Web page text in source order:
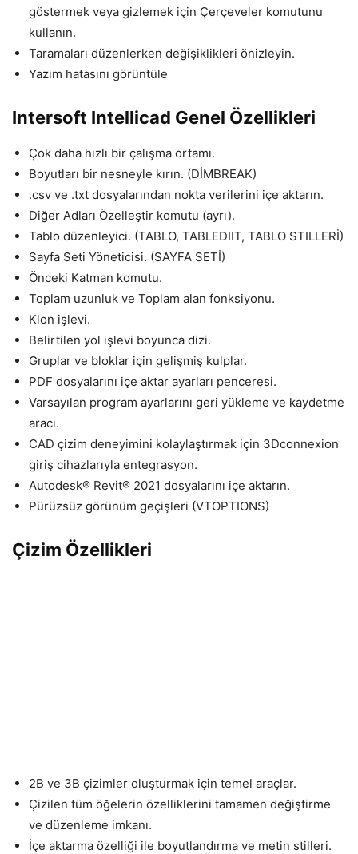
göstermek veya gizlemek için Çerçeveler komutunu
kullanın.
Taramaları düzenlerken değişiklikleri önizleyin.
Yazım hatasını görüntüle
Intersoft Intellicad Genel Özellikleri
Çok daha hızlı bir çalışma ortamı.
Boyutları bir nesneyle kırın. (DİMBREAK)
.csv ve .txt dosyalarından nokta verilerini içe aktarın.
Diğer Adları Özelleştir komutu (ayrı).
Tablo düzenleyici. (TABLO, TABLEDIIT, TABLO STILLERİ)
Sayfa Seti Yöneticisi. (SAYFA SETİ)
Önceki Katman komutu.
Toplam uzunluk ve Toplam alan fonksiyonu.
Klon işlevi.
Belirtilen yol işlevi boyunca dizi.
Gruplar ve bloklar için gelişmiş kulplar.
PDF dosyalarını içe aktar ayarları penceresi.
Varsayılan program ayarlarını geri yükleme ve kaydetme
aracı.
CAD çizim deneyimini kolaylaştırmak için 3Dconnexion
giriş cihazlarıyla entegrasyon.
Autodesk® Revit® 2021 dosyalarını içe aktarın.
Pürüzsüz görünüm geçişleri (VTOPTIONS)
Çizim Özellikleri
2B ve 3B çizimler oluşturmak için temel araçlar.
Çizilen tüm öğelerin özelliklerini tamamen değiştirme
ve düzenleme imkanı.
İçe aktarma özelliği ile boyutlandırma ve metin stilleri.